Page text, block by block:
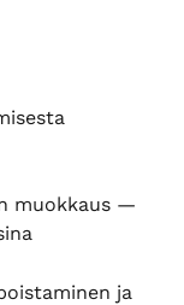
muokkaus —
ja